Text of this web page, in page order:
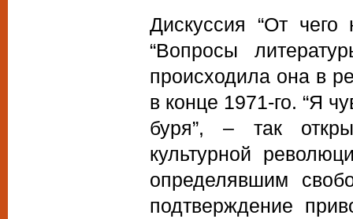
Дискуссия “От
“Вопросы
происходила она в
в конце 1971-го. “Я
буря”, – так
культурной
определявшим
подтверждение